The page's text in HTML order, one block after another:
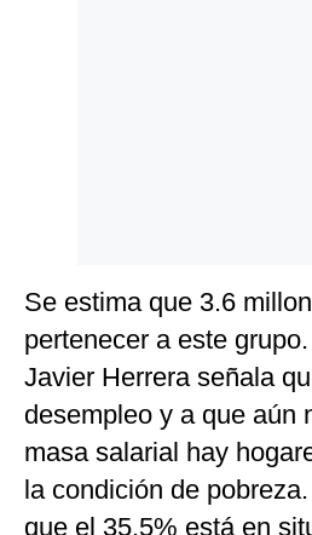
Se estima que 3.6
pertenecer a este
Javier Herrera señala
desempleo y a que aún
masa salarial hay
la condición de
que el 35.5% está en